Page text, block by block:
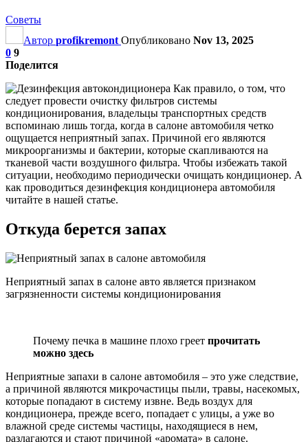
Советы
Автор profikremont Опубликовано Nov 13, 2025
0 9
Поделится
Как правило, о том, что
следует провести очистку фильтров системы
кондиционирования, владельцы транспортных средств
вспоминаю лишь тогда, когда в салоне автомобиля четко
ощущается неприятный запах. Причиной его являются
микроорганизмы и бактерии, которые скапливаются на
тканевой части воздушного фильтра. Чтобы избежать такой
ситуации, необходимо периодически очищать кондиционер. А
как проводиться дезинфекция кондиционера автомобиля
читайте в нашей статье.
Откуда берется запах
Неприятный запах в салоне авто является признаком
загрязненности системы кондиционирования
Почему печка в машине плохо греет прочитать
можно здесь
Неприятные запахи в салоне автомобиля – это уже следствие,
а причиной являются микрочастицы пыли, травы, насекомых,
которые попадают в систему извне. Ведь воздух для
кондиционера, прежде всего, попадает с улицы, а уже во
влажной среде системы частицы, находящиеся в нем,
разлагаются и стают причиной «аромата» в салоне.